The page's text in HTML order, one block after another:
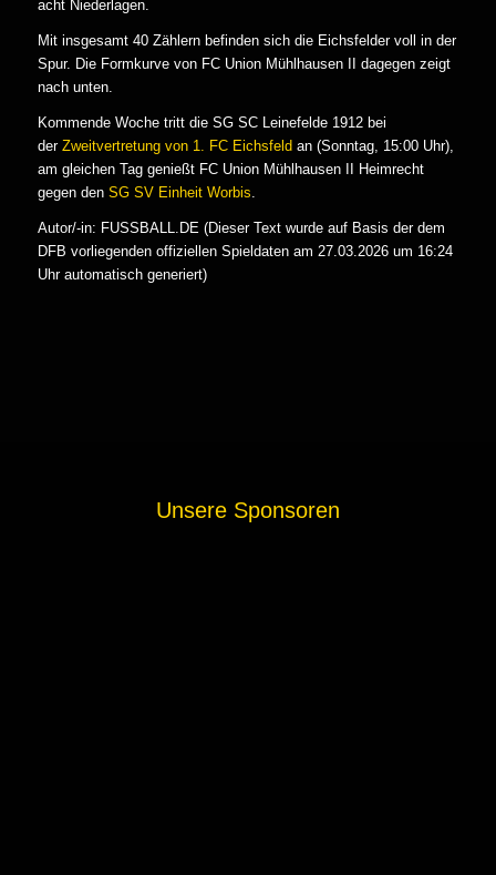
acht Niederlagen.
Mit insgesamt 40 Zählern befinden sich die Eichsfelder voll in der
Spur. Die Formkurve von FC Union Mühlhausen II dagegen zeigt
nach unten.
Kommende Woche tritt die SG SC Leinefelde 1912 bei
der Zweitvertretung von 1. FC Eichsfeld an (Sonntag, 15:00 Uhr),
am gleichen Tag genießt FC Union Mühlhausen II Heimrecht
gegen den SG SV Einheit Worbis.
Autor/-in: FUSSBALL.DE (Dieser Text wurde auf Basis der dem
DFB vorliegenden offiziellen Spieldaten am 27.03.2026 um 16:24
Uhr automatisch generiert)
Unsere Sponsoren